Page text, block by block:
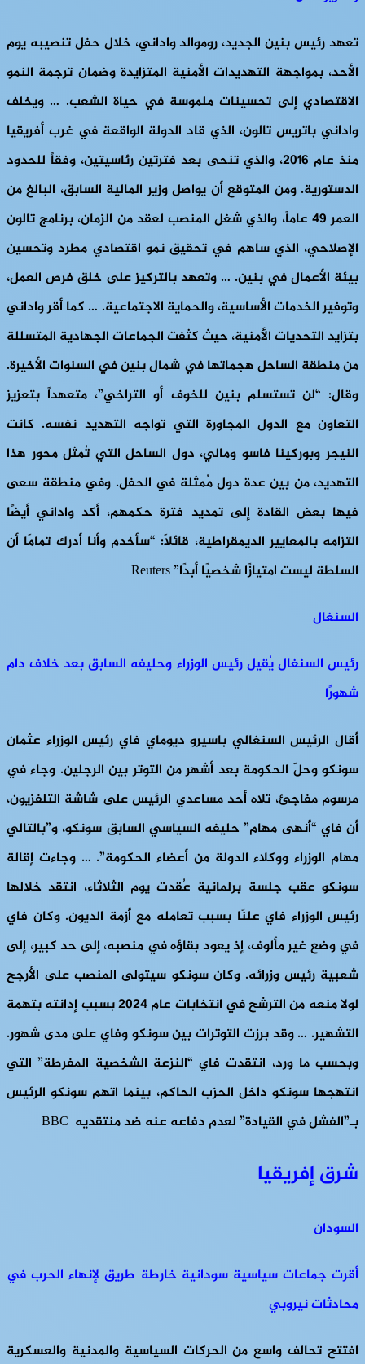
تعهد رئيس بنين الجديد، روموالد واداني، خلال حفل تنصيبه يوم
الأحد، بمواجهة التهديدات الأمنية المتزايدة وضمان ترجمة النمو
الاقتصادي إلى تحسينات ملموسة في حياة الشعب. … ويخلف
واداني باتريس تالون، الذي قاد الدولة الواقعة في غرب أفريقيا
منذ عام 2016، والذي تنحى بعد فترتين رئاسيتين، وفقاً للحدود
الدستورية. ومن المتوقع أن يواصل وزير المالية السابق، البالغ من
العمر 49 عاماً، والذي شغل المنصب لعقد من الزمان، برنامج تالون
الإصلاحي، الذي ساهم في تحقيق نمو اقتصادي مطرد وتحسين
بيئة الأعمال في بنين. … وتعهد بالتركيز على خلق فرص العمل،
وتوفير الخدمات الأساسية، والحماية الاجتماعية. … كما أقر واداني
بتزايد التحديات الأمنية، حيث كثفت الجماعات الجهادية المتسللة
من منطقة الساحل هجماتها في شمال بنين في السنوات الأخيرة.
وقال: “لن تستسلم بنين للخوف أو التراخي”، متعهداً بتعزيز
التعاون مع الدول المجاورة التي تواجه التهديد نفسه. كانت
النيجر وبوركينا فاسو ومالي، دول الساحل التي تُمثل محور هذا
التهديد، من بين عدة دول مُمثلة في الحفل. وفي منطقة سعى
فيها بعض القادة إلى تمديد فترة حكمهم، أكد واداني أيضًا
التزامه بالمعايير الديمقراطية، قائلاً: “سأخدم وأنا أُدرك تمامًا أن
السلطة ليست امتيازًا شخصيًا أبدًا” Reuters
السنغال
رئيس السنغال يُقيل رئيس الوزراء وحليفه السابق بعد خلاف دام
شهورًا
أقال الرئيس السنغالي باسيرو ديوماي فاي رئيس الوزراء عثمان
سونكو وحلّ الحكومة بعد أشهر من التوتر بين الرجلين. وجاء في
مرسوم مفاجئ، تلاه أحد مساعدي الرئيس على شاشة التلفزيون،
أن فاي “أنهى مهام” حليفه السياسي السابق سونكو، و”بالتالي
مهام الوزراء ووكلاء الدولة من أعضاء الحكومة”. … وجاءت إقالة
سونكو عقب جلسة برلمانية عُقدت يوم الثلاثاء، انتقد خلالها
رئيس الوزراء فاي علنًا بسبب تعامله مع أزمة الديون. وكان فاي
في وضع غير مألوف، إذ يعود بقاؤه في منصبه، إلى حد كبير، إلى
شعبية رئيس وزرائه. وكان سونكو سيتولى المنصب على الأرجح
لولا منعه من الترشح في انتخابات عام 2024 بسبب إدانته بتهمة
التشهير. … وقد برزت التوترات بين سونكو وفاي على مدى شهور.
وبحسب ما ورد، انتقدت فاي “النزعة الشخصية المفرطة” التي
انتهجها سونكو داخل الحزب الحاكم، بينما اتهم سونكو الرئيس
بـ”الفشل في القيادة” لعدم دفاعه عنه ضد منتقديه BBC
شرق إفريقيا
السودان
أقرت جماعات سياسية سودانية خارطة طريق لإنهاء الحرب في
محادثات نيروبي
افتتح تحالف واسع من الحركات السياسية والمدنية والعسكرية